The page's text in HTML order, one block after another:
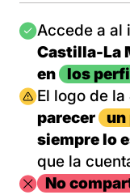
Imagen
Accede a al
Castilla-La
en
los
Imagen
El logo de
parecer
un
siempre lo
que la
Imagen
No